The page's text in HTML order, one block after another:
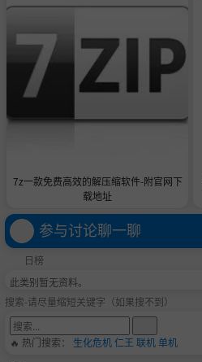
7z一款免费高效的解压缩软件-附官网下
载地址
参与讨论聊一聊
日榜
此类别暂无资料。
搜索-请尽量缩短关键字（如果搜不到）
🔥 热门搜索： 生化危机仁王 联机单机